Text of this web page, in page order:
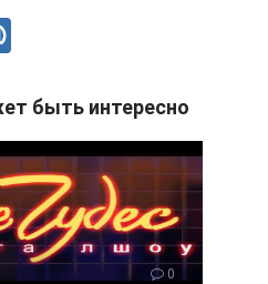
.R
u
быть интересно
0